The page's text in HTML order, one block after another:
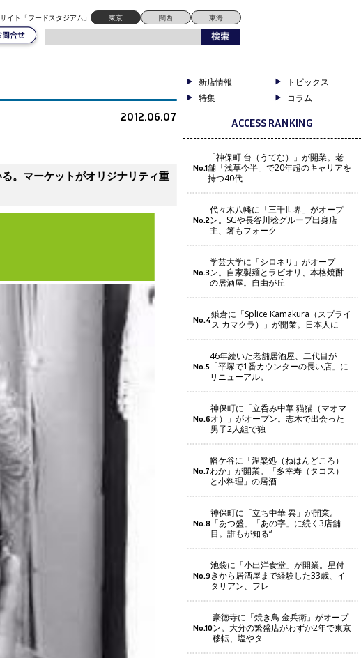
イト「フードスタジアム」 東京 関西 東海
2012.06.07
。マーケットがオリジナリティ重
新店情報
トピックス
特集
コラム
ACCESS RANKING
No.1
「神保町 台（うてな）」が開業。老
舗「浅草今半」で20年超のキャリアを
持つ40代
No.2
代々木八幡に「三千世界」がオープ
ン。SGや長谷川稔グループ出身店
主、箸もフォーク
No.3
学芸大学に「シロネリ」がオープ
ン。自家製麺とラビオリ、本格焼酎
の居酒屋。自由が丘
No.4鎌倉に「Splice Kamakura（スプライ
ス カマクラ）」が開業。日本人に
No.5
46年続いた老舗居酒屋、二代目が
「平塚で1番カウンターの長い店」に
リニューアル。
No.6
神保町に「立呑み中華 猫猫（マオマ
オ）」がオープン。志木で出会った
男子2人組で独
No.7
幡ケ谷に「涅槃処（ねはんどころ）
わか」が開業。「多幸寿（タコス）
と小料理」の居酒
No.8
神保町に「立ち中華 異」が開業。
「あつ盛」「あの字」に続く3店舗
目。誰もが知る“
No.9
池袋に「小出洋食堂」が開業。星付
きから居酒屋まで経験した33歳、イ
タリアン、フレ
No.10
豪徳寺に「焼き鳥 金兵衛」がオープ
ン。大分の繁盛店がわずか2年で東京
移転、塩やタ